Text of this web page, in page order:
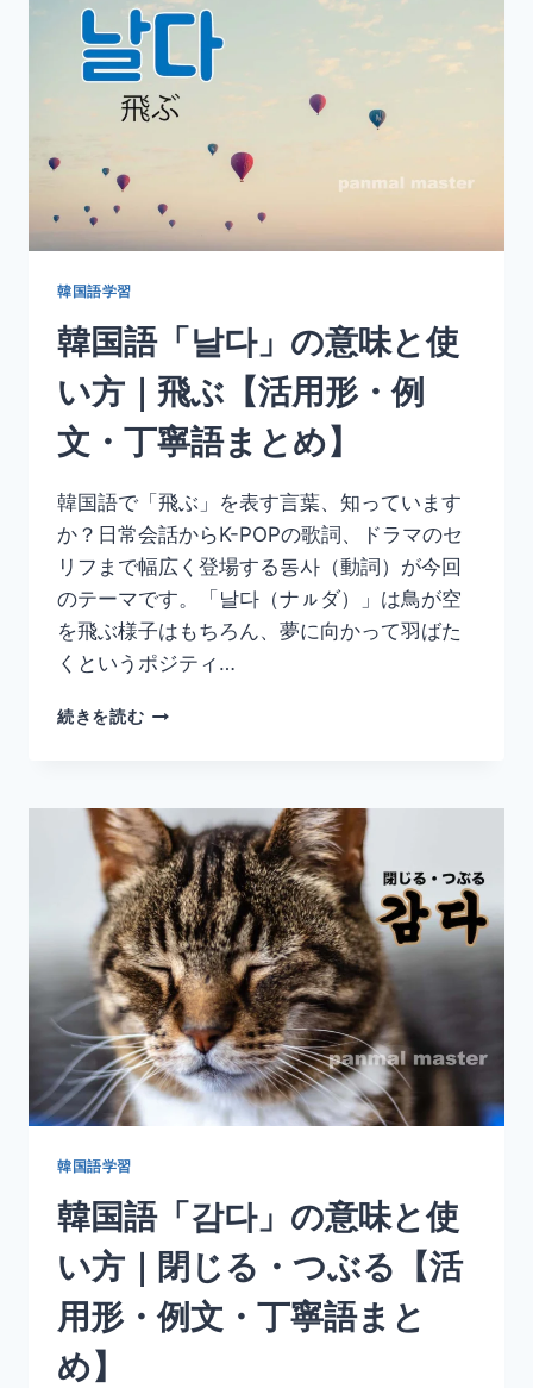
意
味
い
ま
用
形・
例
文・
丁
ま
と
め】
韓国語学習
韓国語「날다」の意味と使
い方｜飛ぶ【活用形・例
文・丁寧語まとめ】
韓国語で「飛ぶ」を表す言葉、知っています
か？日常会話からK-POPの歌詞、ドラマのセ
リフまで幅広く登場する동사（動詞）が今回
のテーマです。「날다（ナㇽダ）」は鳥が空
を飛ぶ様子はもちろん、夢に向かって羽ばた
くというポジティ…
続きを読む韓
다」
の
意
味
と
使
い
方
｜
飛
ぶ
【活
丁
寧
ま
と
め】
韓国語学習
韓国語「감다」の意味と使
い方｜閉じる・つぶる【活
用形・例文・丁寧語まと
め】